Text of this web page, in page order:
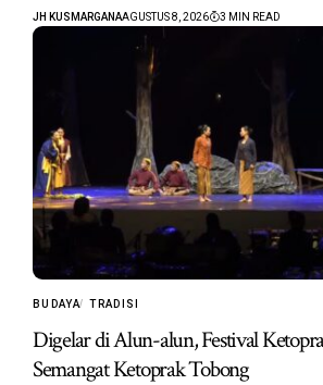
JH KUSMARGANAAGUSTUS 8, 2026 3 MIN READ
BUDAYA TRADISI
Digelar di Alun-alun, Festival
Semangat Ketoprak Tobong